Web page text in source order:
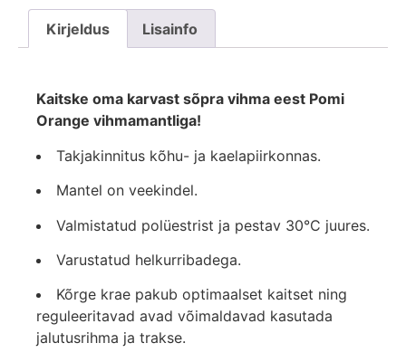
Kirjeldus Lisainfo
Kaitske oma karvast sõpra vihma eest Pomi
Orange vihmamantliga!
Takjakinnitus kõhu- ja kaelapiirkonnas.
Mantel on veekindel.
Valmistatud polüestrist ja pestav 30°C juures.
Varustatud helkurribadega.
Kõrge krae pakub optimaalset kaitset ning
reguleeritavad avad võimaldavad kasutada
jalutusrihma ja trakse.